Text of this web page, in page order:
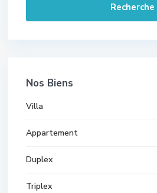
Recherche
Nos Biens
Villa
Appartement
Duplex
Triplex